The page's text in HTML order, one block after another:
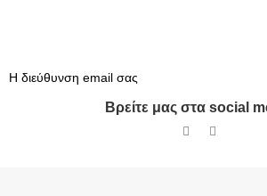
Βρείτε μας στα social